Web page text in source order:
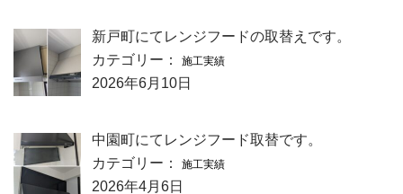
新戸町にてレンジフードの取替えです。
カテゴリー：
施工実績
2026年6月10日
中園町にてレンジフード取替です。
カテゴリー：
施工実績
2026年4月6日